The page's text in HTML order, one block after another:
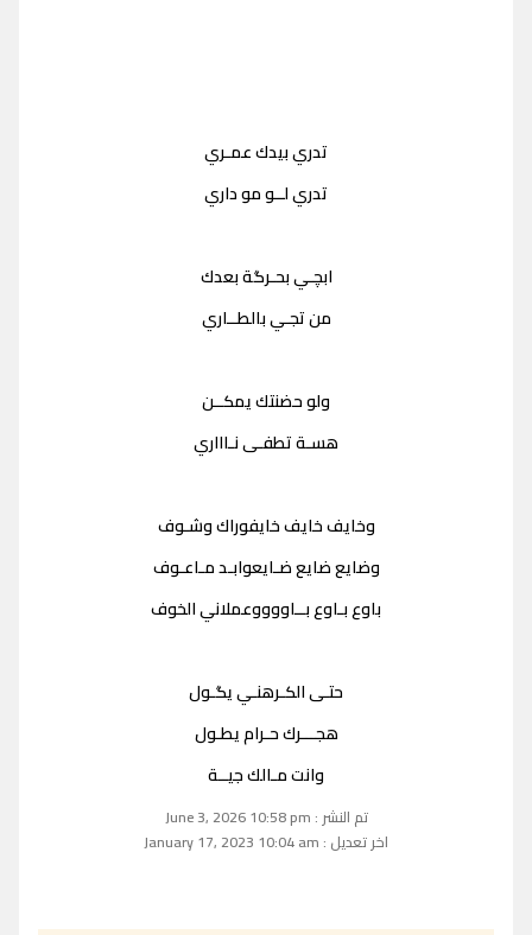
تدري بيدك عمـري
تدري لــو مو داري
ابچـي بحـرگة بعدك
من تجـي بالطــاري
ولو حضنتك يمكــن
هسـة تطفـى نـاااري
وخايف خايف خايفوراك وشـوف
وضايع ضايع ضـايعوابـد مـاعـوف
باوع بـاوع بــاووووعملاني الخوف
حتـى الكـرهنـي يگـول
هجـــرك حـرام يطـول
وانت مـالك جيــة
تم النشر : June 3, 2026 10:58 pm
اخر تعديل : January 17, 2023 10:04 am